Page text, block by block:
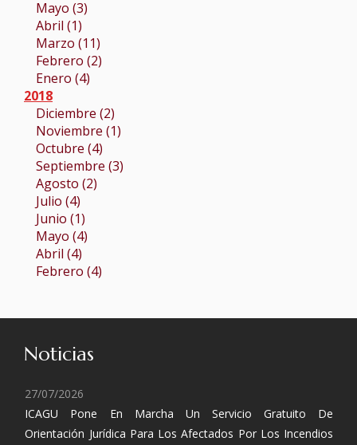
Mayo (3)
Abril (1)
Marzo (11)
Febrero (2)
Enero (4)
2018
Diciembre (2)
Noviembre (1)
Octubre (4)
Septiembre (3)
Agosto (2)
Julio (4)
Junio (1)
Mayo (4)
Abril (4)
Febrero (4)
Noticias
27/07/2026
ICAGU Pone En Marcha Un Servicio Gratuito De
Orientación Jurídica Para Los Afectados Por Los Incendios